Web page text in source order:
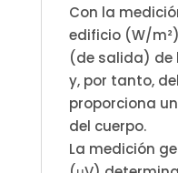
Con la
edificio (W/
(de salida)
y, por tanto,
proporciona
del cuerpo.
La medición